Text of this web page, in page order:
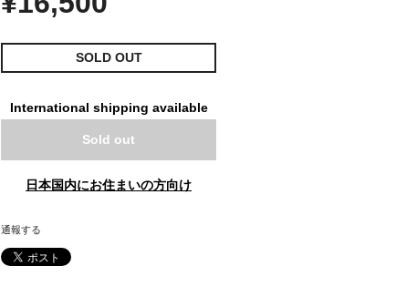
SOLD OUT
International shipping available
Sold out
日本国内にお住まいの方向け
通報する